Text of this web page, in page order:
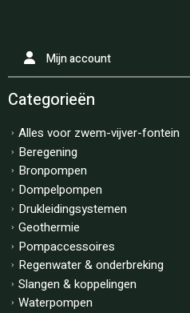
Mijn account
Categorieën
Alles voor zwem-vijver-fontein
Beregening
Bronpompen
Dompelpompen
Drukleidingsystemen
Geothermie
Pompaccessoires
Regenwater & onderbreking
Slangen & koppelingen
Waterpompen